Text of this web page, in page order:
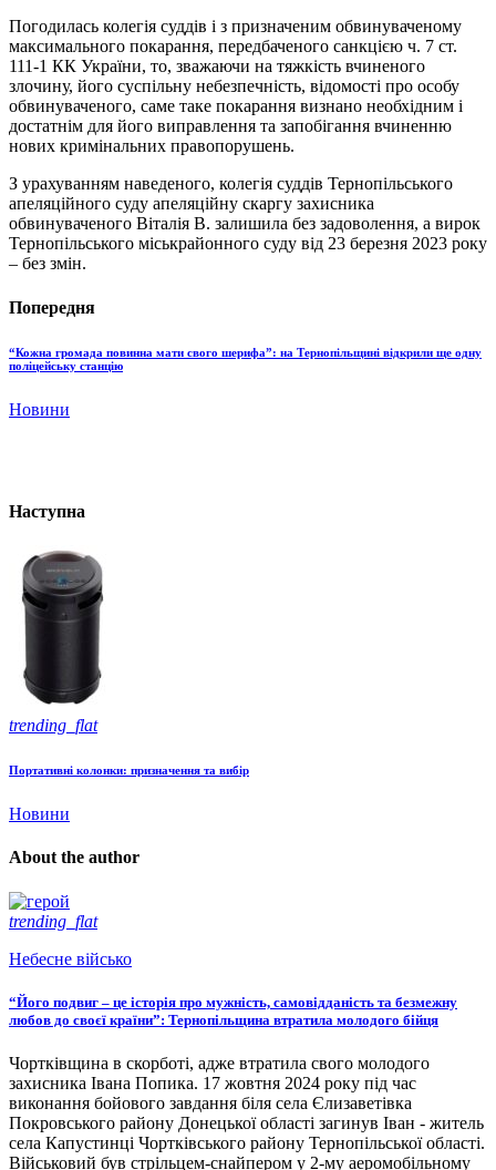
Погодилась колегія суддів і з призначеним обвинуваченому
максимального покарання, передбаченого санкцією ч. 7 ст.
111-1 КК України, то, зважаючи на тяжкість вчиненого
злочину, його суспільну небезпечність, відомості про особу
обвинуваченого, саме таке покарання визнано необхідним і
достатнім для його виправлення та запобігання вчиненню
нових кримінальних правопорушень.
З урахуванням наведеного, колегія суддів Тернопільського
апеляційного суду апеляційну скаргу захисника
обвинуваченого Віталія В. залишила без задоволення, а вирок
Тернопільського міськрайонного суду від 23 березня 2023 року
– без змін.
Попередня
“Кожна громада повинна мати свого шерифа”: на Тернопільщині відкрили ще одну
поліцейську станцію
Новини
Наступна
trending_flat
Портативні колонки: призначення та вибір
Новини
About the author
trending_flat
Небесне військо
“Його подвиг – це історія про мужність, самовідданість та безмежну
любов до своєї країни”: Тернопільщина втратила молодого бійця
Чортківщина в скорботі, адже втратила свого молодого
захисника Івана Попика. 17 жовтня 2024 року під час
виконання бойового завдання біля села Єлизаветівка
Покровського району Донецької області загинув Іван - житель
села Капустинці Чортківського району Тернопільської області.
Військовий був стрільцем-снайпером у 2-му аеромобільному